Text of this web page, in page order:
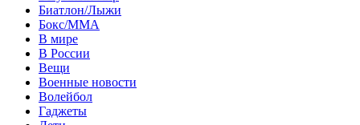
Биатлон/Лыжи
Бокс/MMA
В мире
В России
Вещи
Военные новости
Волейбол
Гаджеты